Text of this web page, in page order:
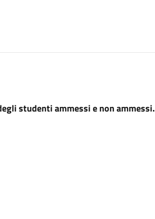
studenti ammessi e non ammessi.